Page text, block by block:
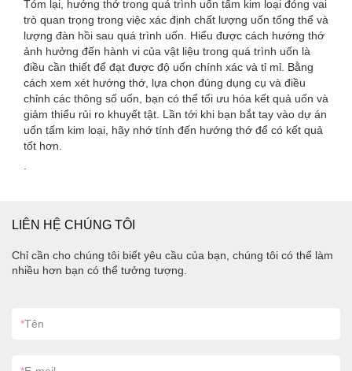
Tóm lại, hướng thớ trong quá trình uốn tấm kim loại đóng vai
trò quan trọng trong việc xác định chất lượng uốn tổng thể và
lượng đàn hồi sau quá trình uốn. Hiểu được cách hướng thớ
ảnh hưởng đến hành vi của vật liệu trong quá trình uốn là
điều cần thiết để đạt được độ uốn chính xác và tỉ mỉ. Bằng
cách xem xét hướng thớ, lựa chọn đúng dụng cụ và điều
chỉnh các thông số uốn, bạn có thể tối ưu hóa kết quả uốn và
giảm thiểu rủi ro khuyết tật. Lần tới khi bạn bắt tay vào dự án
uốn tấm kim loại, hãy nhớ tính đến hướng thớ để có kết quả
tốt hơn.
LIÊN HỆ CHÚNG TÔI
Chỉ cần cho chúng tôi biết yêu cầu của bạn, chúng tôi có thể làm
nhiều hơn bạn có thể tưởng tượng.
*Tên